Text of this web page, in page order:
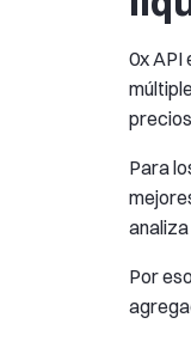
0x API
Para
Por